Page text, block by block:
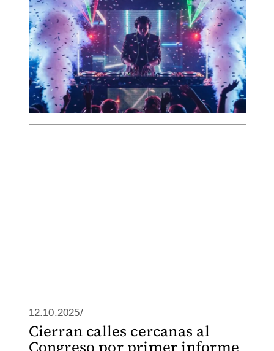
12.10.2025/
Cierran calles cercanas al